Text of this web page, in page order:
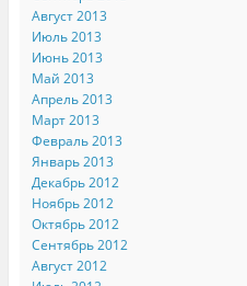
Август 2013
Июль 2013
Июнь 2013
Май 2013
Апрель 2013
Март 2013
Февраль 2013
Январь 2013
Декабрь 2012
Ноябрь 2012
Октябрь 2012
Сентябрь 2012
Август 2012